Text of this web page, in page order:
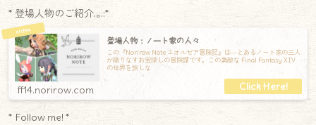
* 登場人物のご紹介.｡.:*
登場人物：ノート家の人々
この『Norirow Note エオルゼア冒険記』は―とあるノート家の三人
が織りなすお宝探しの冒険譚です。この素敵な Final Fantasy XIV
の世界を旅しな
ff14.norirow.com
* Follow me! *